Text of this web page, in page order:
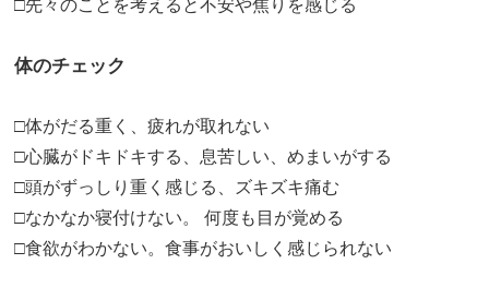
□先々のことを考えると不安や焦りを感じる
体のチェック
□体がだる重く、疲れが取れない
□心臓がドキドキする、息苦しい、めまいがする
□頭がずっしり重く感じる、ズキズキ痛む
□なかなか寝付けない。 何度も目が覚める
□食欲がわかない。食事がおいしく感じられない